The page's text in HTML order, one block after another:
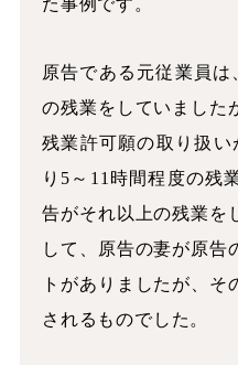
原告である元従業員は
の残業をしていました
残業許可願の取り扱い
り5～11時間程度の残
告がそれ以上の残業を
して、原告の妻が原告
トがありましたが、そ
されるものでした。